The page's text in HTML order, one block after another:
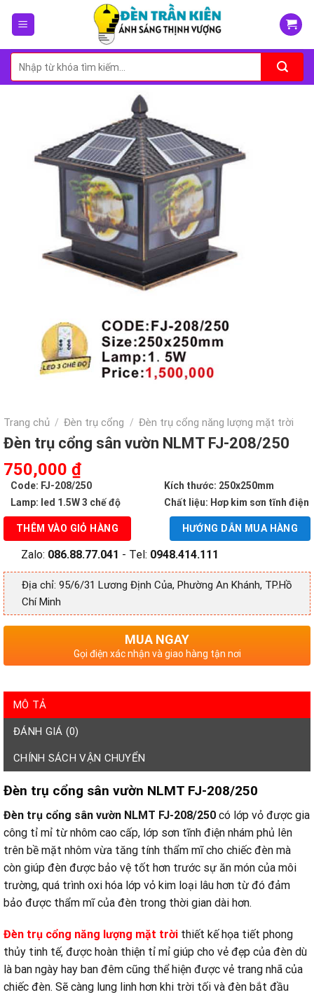
Tìm
kiếm:
Trang chủ / Đèn trụ cổng / Đèn trụ cổng năng lượng mặt trời
Đèn trụ cổng sân vườn NLMT FJ-208/250
Giá
gốc
là:
1,500,000 ₫.
750,000 ₫Giá
hiện
tại
là:
750,000 ₫.
Code: FJ-208/250
Kích thước: 250x250mm
Lamp: led 1.5W3 chế độ Chất liệu: Hơp kim sơn tĩnh điện
HƯỚNG DẪN MUA HÀNG
THÊM VÀO GIỎ HÀNG
Zalo: 086.88.77.041 - Tel: 0948.414.111
Địa chỉ: 95/6/31 Lương Định Của, Phường An Khánh, TP.Hồ
Chí Minh
MUA NGAY
Gọi điện xác nhận và giao hàng tận nơi
MÔ TẢ
ĐÁNH GIÁ (0)
CHÍNH SÁCH VẬN CHUYỂN
Đèn trụ cổng sân vườn NLMT FJ-208/250
Đèn trụ cổng sân vườn NLMT FJ-208/250 có lớp vỏ được gia
công tỉ mỉ từ nhôm cao cấp, lớp sơn tĩnh điện nhám phủ lên
trên bề mặt nhôm vừa tăng tính thẩm mĩ cho chiếc đèn mà
còn giúp đèn được bảo vệ tốt hơn trước sự ăn món của môi
trường, quá trình oxi hóa lớp vỏ kim loại lâu hơn từ đó đảm
bảo được thẩm mĩ của đèn trong thời gian dài hơn.
Đèn trụ cổng năng lượng mặt trời thiết kế họa tiết phong
thủy tinh tế, được hoàn thiện tỉ mỉ giúp cho vẻ đẹp của đèn dù
là ban ngày hay ban đêm cũng thể hiện được vẻ trang nhã của
chiếc đèn. Sẽ càng lung linh hơn khi trời tối và đèn bắt đầu